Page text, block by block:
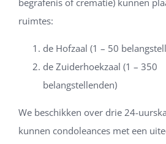
begrafenis of crematie) kunnen
ruimtes:
de Hofzaal (1 – 50
de Zuiderhoekzaal (1 – 350
belangstellenden)
We beschikken over drie 24-
kunnen condoleances met een